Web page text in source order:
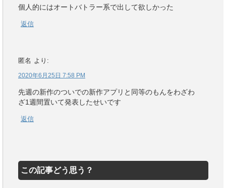
個人的にはオートバトラー系で出して欲しかった
返信
匿名 より:
2020年6月25日 7:58 PM
先週の新作のついでの新作アプリと同等のもんをわざわ
ざ1週間置いて発表したせいです
返信
この記事どう思う？